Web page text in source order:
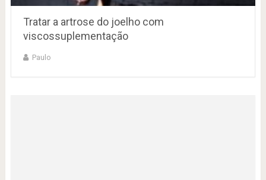
Tratar a artrose do joelho com
viscossuplementação
Paulo